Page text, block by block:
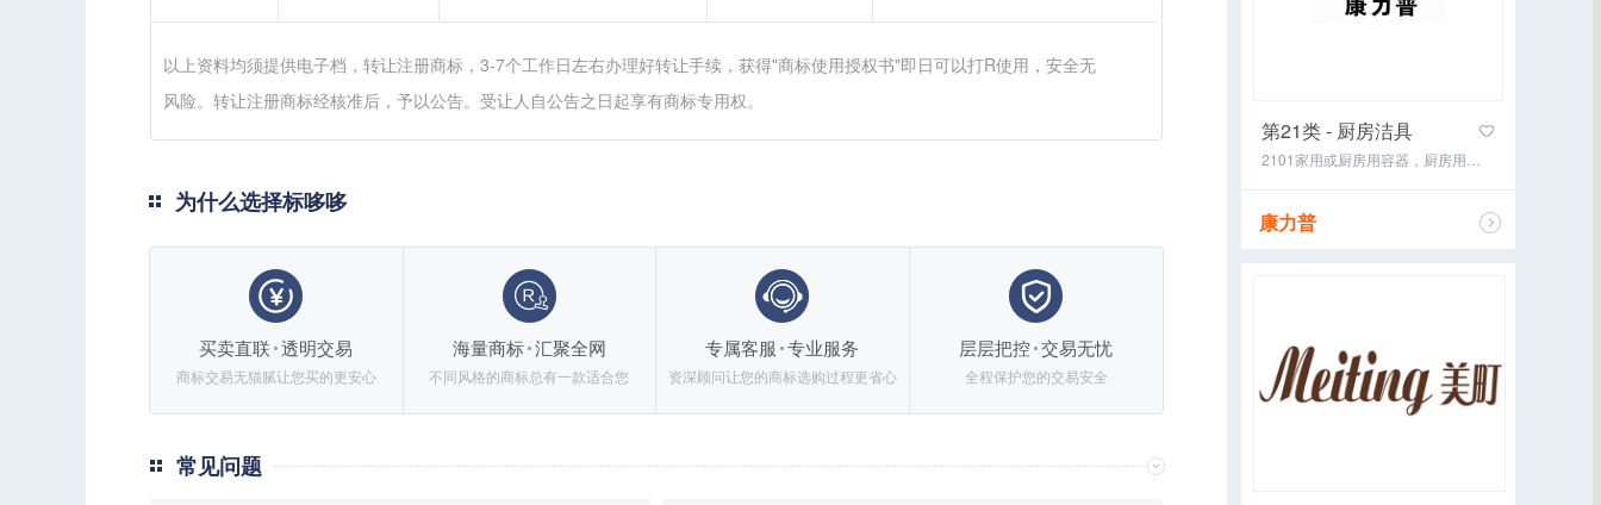
以上资料均须提供电子档，转让注册商标，3-7个工作日左右办理好转让手续，获得"商标使用授权书"即日可以打R使用，安全无
风险。转让注册商标经核准后，予以公告。受让人自公告之日起享有商标专用权。
为什么选择标哆哆
买卖直联 透明交易
商标交易无猫腻让您买的更安心
海量商标 汇聚全网
不同风格的商标总有一款适合您
专属客服 专业服务
资深顾问让您的商标选购过程更省心
层层把控 交易无忧
全程保护您的交易安全
常见问题
第21类 - 厨房洁具
康力普